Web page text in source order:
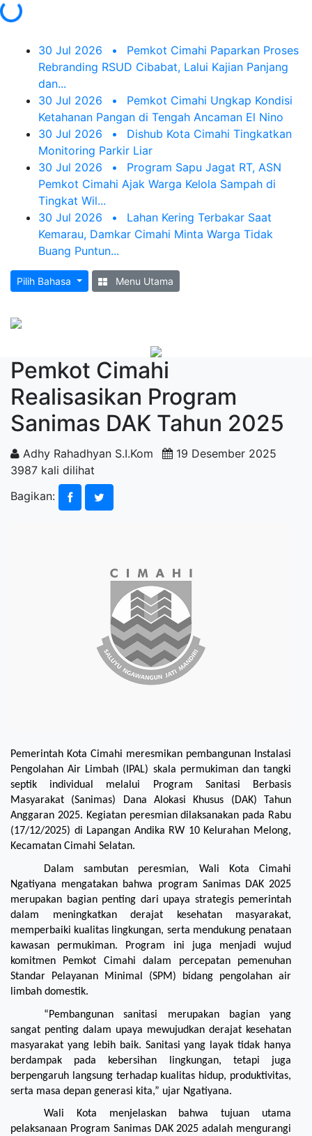
30 Jul 2026 •
Pemkot Cimahi Paparkan Proses
Rebranding RSUD Cibabat, Lalui Kajian Panjang
dan...
30 Jul 2026
•
Pemkot Cimahi Ungkap Kondisi
Ketahanan Pangan di Tengah Ancaman El Nino
30 Jul 2026
•
Dishub Kota Cimahi Tingkatkan
Monitoring Parkir Liar
30 Jul 2026
•
Program Sapu Jagat RT, ASN
Pemkot Cimahi Ajak Warga Kelola Sampah di
Tingkat Wil...
30 Jul 2026
•
Lahan Kering Terbakar Saat
Kemarau, Damkar Cimahi Minta Warga Tidak
Buang Puntun...
Pilih Bahasa Menu Utama
Pemkot Cimahi
Realisasikan Program
Sanimas DAK Tahun 2025
Adhy Rahadhyan S.I.Kom
19 Desember 2025
3987 kali dilihat
Bagikan:
Pemerintah Kota Cimahi meresmikan pembangunan Instalasi
Pengolahan Air Limbah (IPAL) skala permukiman dan tangki
septik individual melalui Program Sanitasi Berbasis
Masyarakat (Sanimas) Dana Alokasi Khusus (DAK) Tahun
Anggaran 2025. Kegiatan peresmian dilaksanakan pada Rabu
(17/12/2025) di Lapangan Andika RW 10 Kelurahan Melong,
Kecamatan Cimahi Selatan.
Dalam sambutan peresmian, Wali Kota Cimahi
Ngatiyana mengatakan bahwa program Sanimas DAK 2025
merupakan bagian penting dari upaya strategis pemerintah
dalam meningkatkan derajat kesehatan masyarakat,
memperbaiki kualitas lingkungan, serta mendukung penataan
kawasan permukiman. Program ini juga menjadi wujud
komitmen Pemkot Cimahi dalam percepatan pemenuhan
Standar Pelayanan Minimal (SPM) bidang pengolahan air
limbah domestik.
“Pembangunan sanitasi merupakan bagian yang
sangat penting dalam upaya mewujudkan derajat kesehatan
masyarakat yang lebih baik. Sanitasi yang layak tidak hanya
berdampak pada kebersihan lingkungan, tetapi juga
berpengaruh langsung terhadap kualitas hidup, produktivitas,
serta masa depan generasi kita,” ujar Ngatiyana.
Wali Kota menjelaskan bahwa tujuan utama
pelaksanaan Program Sanimas DAK 2025 adalah mengurangi